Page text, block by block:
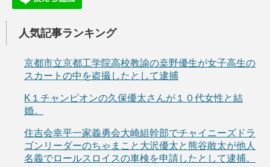
人気記事ランキング
京都市立京都工学院高校教諭の桒野優生が女子高生の
スカートの中を盗撮したとして逮捕
K１チャンピオンの久保優太さんが１０代女性と結
婚。
住吉会幸平一家義勇会大崎組幹部でチャイニーズドラ
ゴンリーダーのちゃまこと大沢優太と熊谷敢太が他人
名義でロールスロイスの車検を申請したとして逮捕。